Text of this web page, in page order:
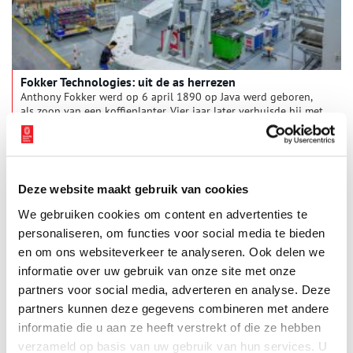
Deze website maakt gebruik van cookies
We gebruiken cookies om content en advertenties te
personaliseren, om functies voor social media te bieden
en om ons websiteverkeer te analyseren. Ook delen we
informatie over uw gebruik van onze site met onze
partners voor social media, adverteren en analyse. Deze
partners kunnen deze gegevens combineren met andere
informatie die u aan ze heeft verstrekt of die ze hebben
verzameld op basis van uw gebruik van hun services. U
Fokker Technologies: uit de as herrezen
Anthony Fokker werd op 6 april 1890 op Java werd geboren,
als zoon van een koffieplanter. Vier jaar later verhuisde hij met
zijn familie naar Haarlem. Zijn schooltijd bracht hij echter in
Duitsland door, waar hij in 1910 zijn eerste
propellorvliegtuigje bouwde, De Spin. Op 31 augustus 1911
Haarlem.
Bruynzeel in Zaandam
Het hout- en timmerbedrijf Bruynzeel, nog altijd beroemd om